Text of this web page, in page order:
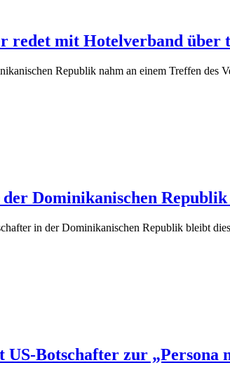
redet mit Hotelverband über
Republik nahm an einem Treffen
Dominikanischen
in der Dominikanischen Republik bleibt
Botschafter zur „Persona